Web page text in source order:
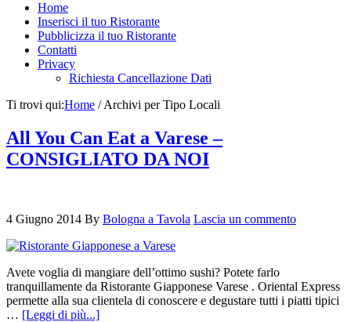
Home
Inserisci il tuo Ristorante
Pubblicizza il tuo Ristorante
Contatti
Privacy
Richiesta Cancellazione Dati
Ti trovi qui:Home /Archivi per Tipo Locali
All You Can Eat a Varese –
CONSIGLIATO DA NOI
4 Giugno 2014 By Bologna a Tavola Lascia un commento
Avete voglia di mangiare dell’ottimo sushi? Potete farlo
tranquillamente da Ristorante Giapponese Varese . Oriental Express
permette alla sua clientela di conoscere e degustare tutti i piatti tipici
… [Leggi di più...]